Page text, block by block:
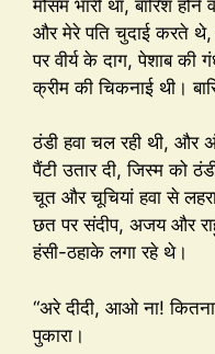
मौसम भारी था, बारिश
और मेरे पति चुदाई करते
पर वीर्य के दाग, पेशाब की
क्रीम की चिकनाई थी।
ठंडी हवा चल रही थी, और
पैंटी उतार दी, जिस्म को
चूत और चूचियां हवा से
छत पर संदीप, अजय और
हंसी-ठहाके लगा रहे थे।
“अरे दीदी, आओ ना!
पुकारा।